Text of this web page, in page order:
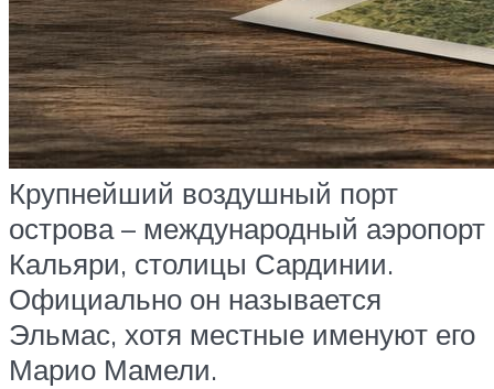
Крупнейший воздушный порт
острова – международный аэропорт
Кальяри, столицы Сардинии.
Официально он называется
Эльмас, хотя местные именуют его
Марио Мамели.